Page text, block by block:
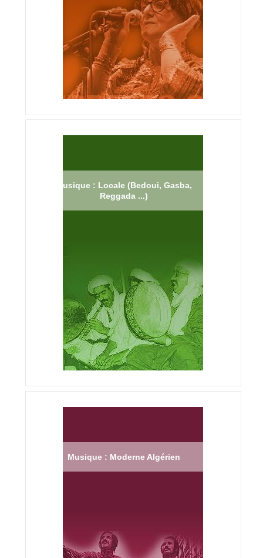
Musique : Locale (Bedoui, Gasba,
Reggada ...)
Musique : Moderne Algérien